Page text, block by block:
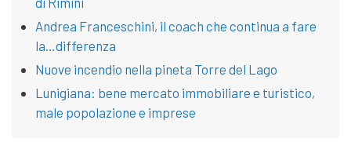
Andrea Franceschini, il coach che continua a fare
la…differenza
Nuove incendio nella pineta Torre del Lago
Lunigiana: bene mercato immobiliare e turistico,
male popolazione e imprese